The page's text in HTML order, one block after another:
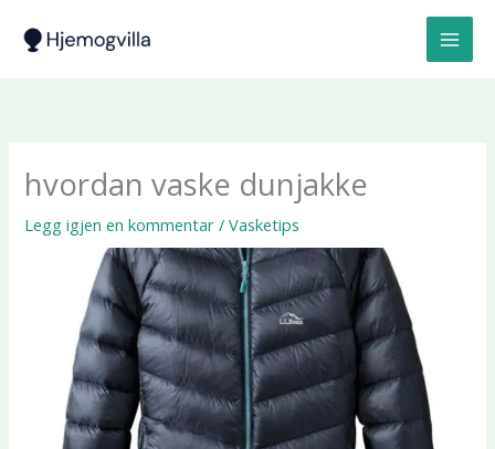
rett
hvordan vaske dunjakke
Legg igjen en kommentar /Vasketips